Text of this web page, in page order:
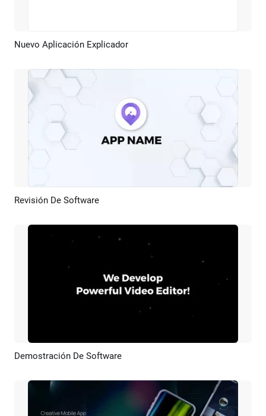
Previsualizar
Nuevo Aplicación Explicador
Previsualizar
Revisión De Software
Previsualizar
Demostración De Software